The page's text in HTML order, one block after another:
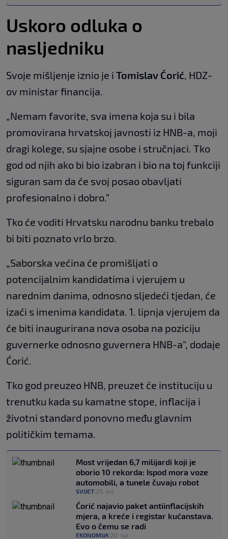
Uskoro odluka o
nasljedniku
Svoje mišljenje iznio je i Tomislav Ćorić, HDZ-
ov ministar financija.
„Nemam favorite, sva imena koja su i bila
promovirana hrvatskoj javnosti iz HNB-a, moji
dragi kolege, su sjajne osobe i stručnjaci. Tko
god od njih ako bi bio izabran i bio na toj funkciji
siguran sam da će svoj posao obavljati
profesionalno i dobro.”
Tko će voditi Hrvatsku narodnu banku trebalo
bi biti poznato vrlo brzo.
„Saborska većina će promišljati o
potencijalnim kandidatima i vjerujem u
narednim danima, odnosno sljedeći tjedan, će
izaći s imenima kandidata. 1. lipnja vjerujem da
će biti inaugurirana nova osoba na poziciju
guvernerke odnosno guvernera HNB-a", dodaje
Ćorić.
Tko god preuzeo HNB, preuzet će instituciju u
trenutku kada su kamatne stope, inflacija i
životni standard ponovno među glavnim
političkim temama.
Most vrijedan 6,7 milijardi koji je
oborio 10 rekorda: Ispod mora voze
automobili, a tunele čuvaju robot
SVIJET 20. svi.
Ćorić najavio paket antiinflacijskih
mjera, a kreće i registar kućanstava.
Evo o čemu se radi
EKONOMIJA 20. svi.